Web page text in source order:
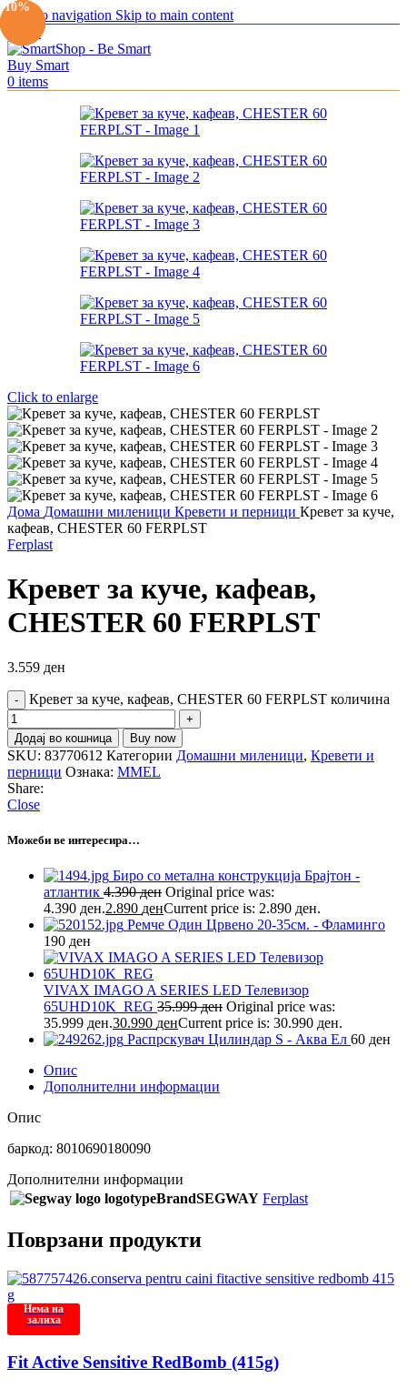
Skip to navigation Skip to main content
0 items
Click to enlarge
Дома Домашни миленици Кревети и перници Кревет за куче,
кафеав, CHESTER 60 FERPLST
Ferplast
Кревет за куче, кафеав,
CHESTER 60 FERPLST
3.559 ден
Кревет за куче, кафеав, CHESTER 60 FERPLST количина
Додај во кошница Buy now
SKU: 83770612 Категории Домашни миленици, Кревети и
перници Ознака: MMEL
Share:
Close
Можеби ве интересира…
Биро со метална конструкција Брајтон -
атлантик 4.390ден Original price was:
4.390 ден.2.890 денCurrent price is: 2.890 ден.
Ремче Один Црвено 20-35см. - Фламинго
190 ден
VIVAX IMAGO A SERIES LED Телевизор
65UHD10K_REG 35.999ден Original price was:
35.999 ден.30.990 денCurrent price is: 30.990 ден.
Распрскувач Цилиндар S - Аква Ел 60 ден
Опис
Дополнителни информации
Опис
баркод: 8010690180090
Дополнителни информации
BrandSEGWAY Ferplast
Поврзани продукти
Нема на
залиха
-10%
Fit Active Sensitive RedBomb (415g)
-10%
-10%
-10%
-10%
-10%